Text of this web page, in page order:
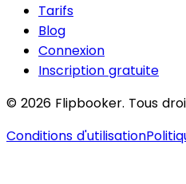
Tarifs
Blog
Connexion
Inscription gratuite
© 2026 Flipbooker. Tous
Conditions d'utilisation